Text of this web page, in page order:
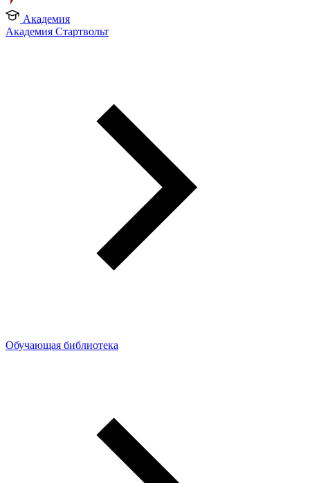
Академия
Академия Стартвольт
Обучающая библиотека